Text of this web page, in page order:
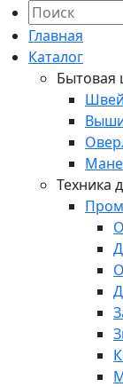
Главная
Каталог
Бытовая
Техника